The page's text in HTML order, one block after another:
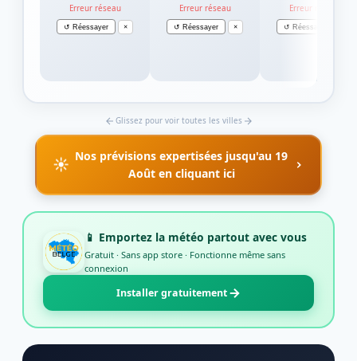
Erreur réseau
↺ Réessayer ×
Erreur réseau
↺ Réessayer ×
Erreur réseau
↺ Réessayer
Glissez pour voir toutes les villes
☀️ Nos prévisions expertisées jusqu'au 19
Août en cliquant ici
📱 Emportez la météo partout avec vous
Gratuit · Sans app store · Fonctionne même sans
connexion
Installer gratuitement